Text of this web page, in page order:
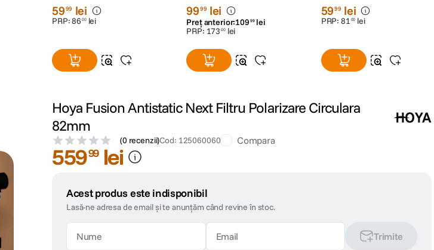
5999 lei
PRP:86 00 lei
9999 lei
Preț anterior:109 99 lei
PRP: 173 00 lei
5999 lei
PRP: 81 00 lei
Hoya Fusion Antistatic Next Filtru Polarizare Circulara
82mm
(0 recenzii)Cod: 125060060 Compara
55999 lei
Acest produs este indisponibil
Lasă-ne adresa de email și te anunțăm când revine în stoc.
Trimite